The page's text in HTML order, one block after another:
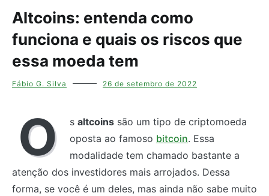
Altcoins: entenda como
funciona e quais os riscos que
essa moeda tem
Fábio G. Silva 26 de setembro de 2022
O s altcoins são um tipo de criptomoeda
oposta ao famoso bitcoin. Essa
modalidade tem chamado bastante a
atenção dos investidores mais arrojados. Dessa
forma, se você é um deles, mas ainda não sabe muito